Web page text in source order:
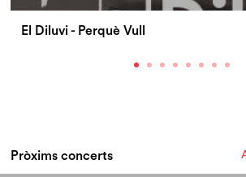
El Diluvi - Perquè Vull
Pròxims concerts